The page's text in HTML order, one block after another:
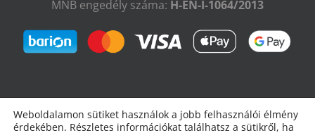
MNB engedély száma: H-EN-I-1064/2013
Weboldalamon sütiket használok a jobb felhasználói élmény
érdekében. Részletes információkat találhatsz a sütikről, ha